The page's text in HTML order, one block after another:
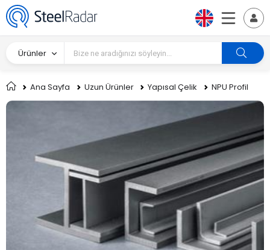
Ürünler
Ana Sayfa Uzun Ürünler Yapısal Çelik NPU Profil